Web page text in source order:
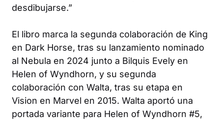
desdibujarse.”
El libro marca la segunda colaboración de King
en Dark Horse, tras su lanzamiento nominado
al Nebula en 2024 junto a Bilquis Evely en
Helen of Wyndhorn, y su segunda
colaboración con Walta, tras su etapa en
Vision en Marvel en 2015. Walta aportó una
portada variante para Helen of Wyndhorn #5,